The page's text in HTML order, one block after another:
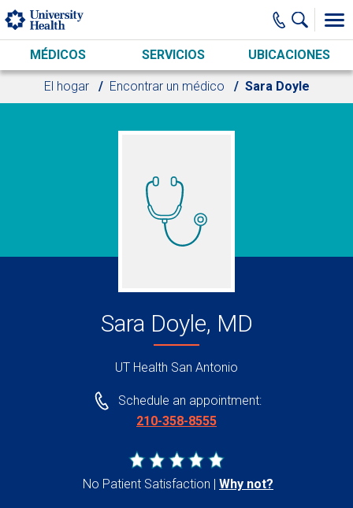
Skip to main content
MÉDICOS SERVICIOS UBICACIONES
El hogar Encontrar un médico Sara Doyle
Sara Doyle, MD
UT Health San Antonio
Schedule an appointment:
210-358-8555
No Patient Satisfaction Why not?